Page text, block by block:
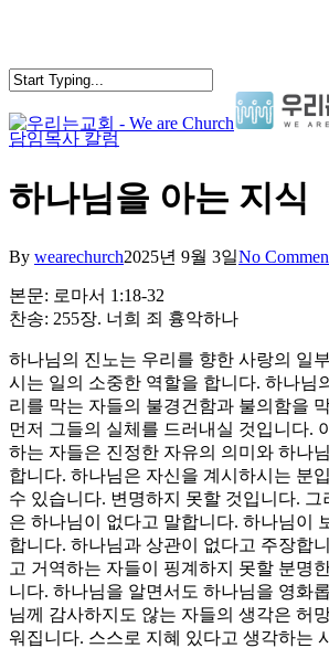
content
search
Menu
담임목사 칼럼
하나님을 아는 지식
By wearechurch2025년 9월 3일No
본문: 로마서 1:18-32
찬송: 255장. 너희 죄 흉악하나
하나님의 진노는 우리를 향한 사랑의 일
시는 일의 소중한 역할을 합니다. 하나님
리를 막는 자들의 불경건함과 불의함을
먼저 그들의 실체를 드러내실 것입니다.
하는 자들은 진정한 자유의 의미와 하나
합니다. 하나님은 자신을 계시하시는 분
수 있습니다. 변명하지 못할 것입니다. 그
은 하나님이 없다고 말합니다. 하나님이
합니다. 하나님과 상관이 없다고 주장합
고 거역하는 자들이 핑계하지 못할 분명
니다. 하나님을 알면서도 하나님을 영화
님께 감사하지도 않는 자들의 생각은 허
워집니다. 스스로 지혜 있다고 생각하는